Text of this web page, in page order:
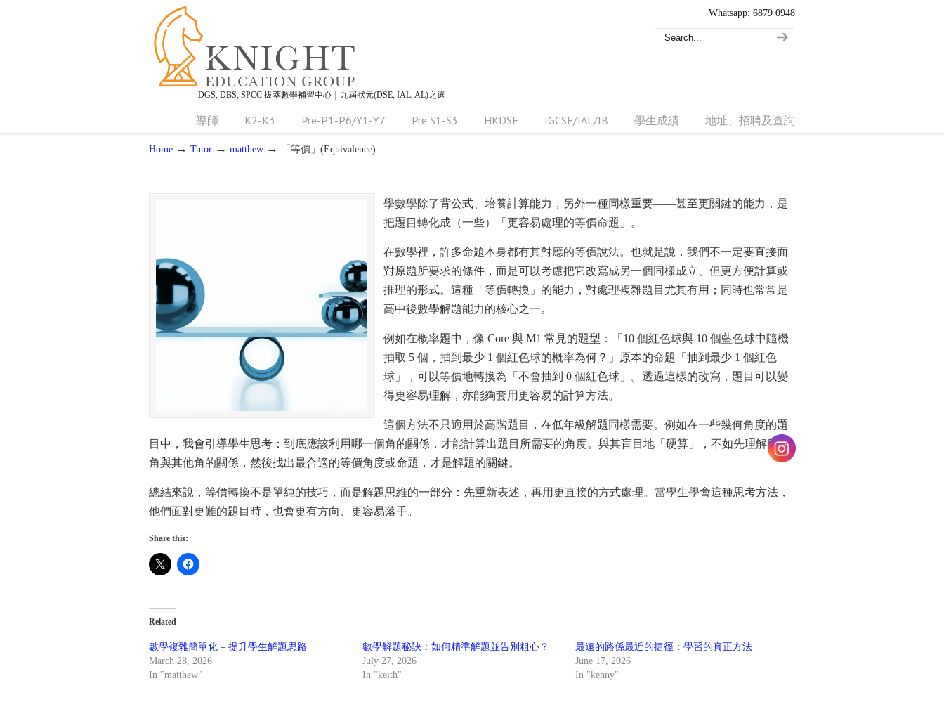
DGS, DBS, SPCC 拔萃數學補習中心｜九屆狀元(DSE, IAL, AL)之選
Whatsapp: 6879 0948
導師 K2-K3 Pre-P1-P6/Y1-Y7 Pre S1-S3 HKDSE IGCSE/IAL/IB 學生成績 地址、招聘及查詢
Home → Tutor → matthew → 「等價」(Equivalence)
學數學除了背公式、培養計算能力，另外一種同樣重要——甚至更關鍵的能力，是
把題目轉化成（一些）「更容易處理的等價命題」。
在數學裡，許多命題本身都有其對應的等價說法。也就是說，我們不一定要直接面
對原題所要求的條件，而是可以考慮把它改寫成另一個同樣成立、但更方便計算或
推理的形式。這種「等價轉換」的能力，對處理複雜題目尤其有用；同時也常常是
高中後數學解題能力的核心之一。
例如在概率題中，像 Core 與 M1 常見的題型：「10 個紅色球與 10 個藍色球中隨機
抽取 5 個，抽到最少 1 個紅色球的概率為何？」原本的命題「抽到最少 1 個紅色
球」，可以等價地轉換為「不會抽到 0 個紅色球」。透過這樣的改寫，題目可以變
得更容易理解，亦能夠套用更容易的計算方法。
這個方法不只適用於高階題目，在低年級解題同樣需要。例如在一些幾何角度的題
目中，我會引導學生思考：到底應該利用哪一個角的關係，才能計算出題目所需要的角度。與其盲目地「硬算」，不如先理解目標
角與其他角的關係，然後找出最合適的等價角度或命題，才是解題的關鍵。
總結來說，等價轉換不是單純的技巧，而是解題思維的一部分：先重新表述，再用更直接的方式處理。當學生學會這種思考方法，
他們面對更難的題目時，也會更有方向、更容易落手。
Share this:
Related
數學複雜簡單化 – 提升學生解題思路
March 28, 2026
In "matthew"
數學解題秘訣：如何精準解題並告別粗心？
July 27, 2026
In "keith"
最遠的路係最近的捷徑：學習的真正方法
June 17, 2026
In "kenny"